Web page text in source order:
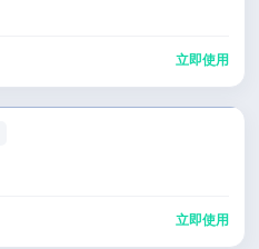
立即使用
立即使用